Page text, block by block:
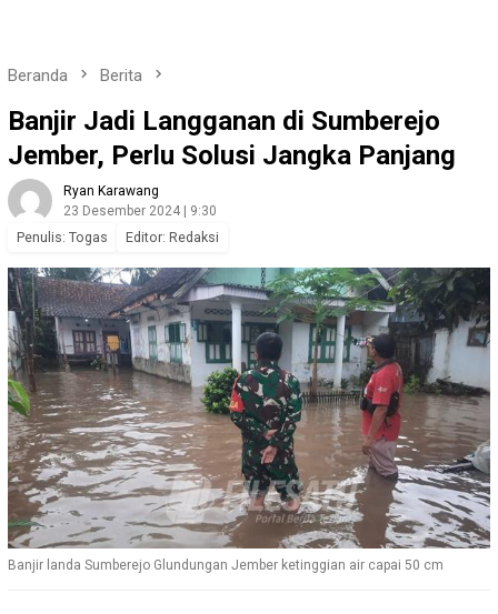
Beranda Berita
Banjir Jadi Langganan di Sumberejo
Jember, Perlu Solusi Jangka Panjang
Ryan Karawang
23 Desember 2024 | 9:30
Penulis: Togas Editor: Redaksi
Banjir landa Sumberejo Glundungan Jember ketinggian air capai 50 cm